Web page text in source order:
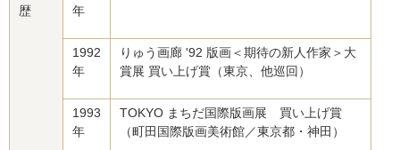
歴
年
1992
年
りゅう画廊 '92 版画＜期待の新人作家＞大
賞展 買い上げ賞（東京、他巡回）
1993
年
TOKYO まちだ国際版画展 買い上げ賞
（町田国際版画美術館／東京都・神田）